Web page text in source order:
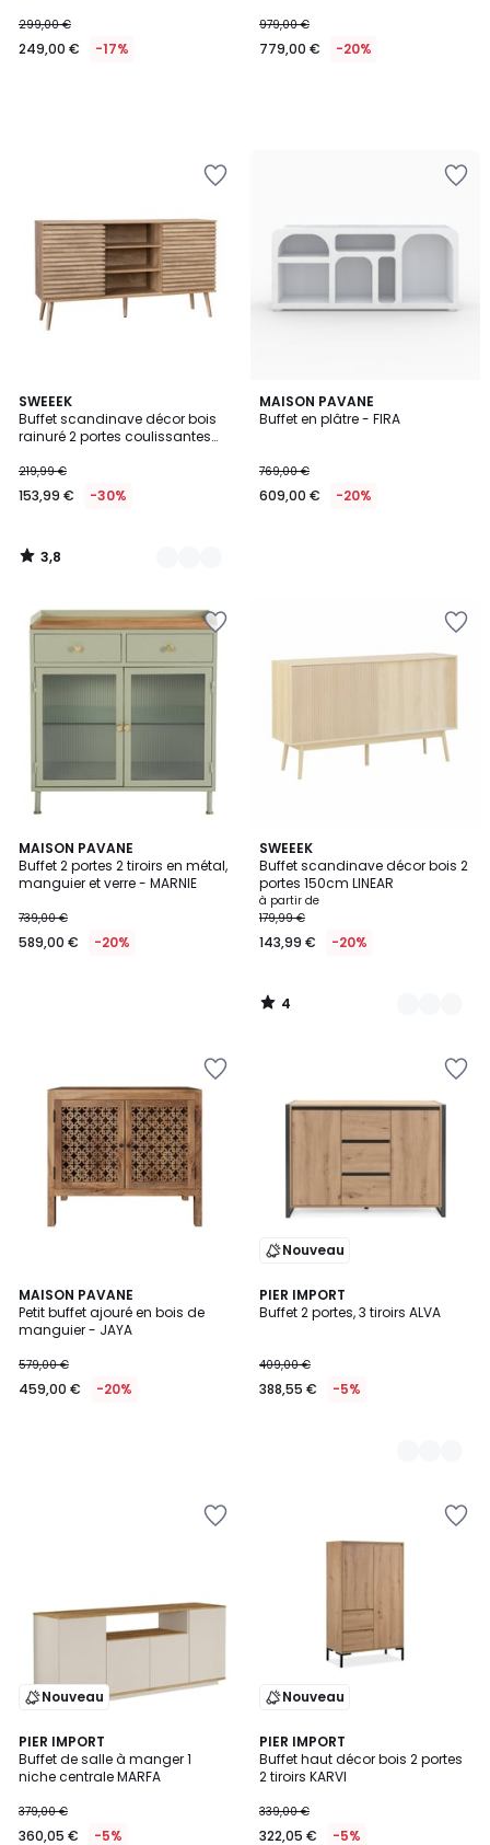
299,00 €
249,00 € -17%
979,00 €
779,00 € -20%
SWEEEK
Buffet scandinave décor bois
rainuré 2 portes coulissantes
219,99 €
153,99 € -30%
3,8
/ 5
2
Couleurs
3,8
/
MAISON PAVANE
Buffet en plâtre - FIRA
769,00 €
609,00 € -20%
MAISON PAVANE
Buffet 2 portes 2 tiroirs en métal,
manguier et verre - MARNIE
739,00 €
589,00 € -20%
SWEEEK
Buffet scandinave décor bois 2
portes 150cm LINEAR
à partir de
179,99 €
143,99 € -20%
4
/
5
2
Couleurs
4
/
MAISON PAVANE
Petit buffet ajouré en bois de
manguier - JAYA
579,00 €
459,00 € -20%
Nouveau
PIER IMPORT
Buffet 2 portes, 3 tiroirs ALVA
409,00 €
388,55 € -5%
2
Couleurs
Nouveau
PIER IMPORT
Buffet de salle à manger 1
niche centrale MARFA
379,00 €
360,05 € -5%
Nouveau
PIER IMPORT
Buffet haut décor bois 2 portes
2 tiroirs KARVI
339,00 €
322,05 € -5%